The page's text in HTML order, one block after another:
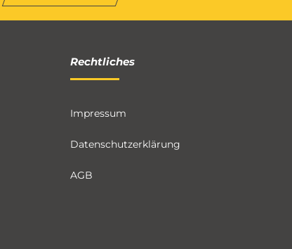
Rechtliches
Impressum
Datenschutzerklärung
AGB